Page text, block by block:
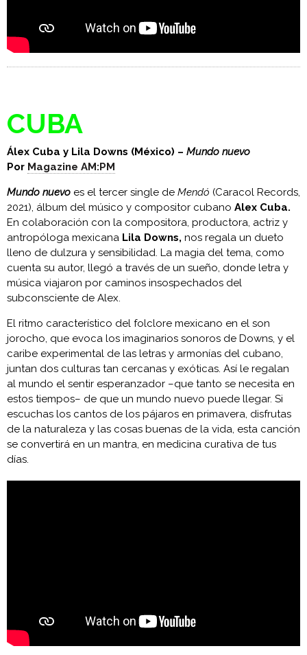
CUBA
Álex Cuba y Lila Downs (México) – Mundo nuevo
Por Magazine AM:PM
Mundo nuevo es el tercer single de Mendó (Caracol Records,
2021), álbum del músico y compositor cubano Alex Cuba.
En colaboración con la compositora, productora, actriz y
antropóloga mexicana Lila Downs, nos regala un dueto
lleno de dulzura y sensibilidad. La magia del tema, como
cuenta su autor, llegó a través de un sueño, donde letra y
música viajaron por caminos insospechados del
subconsciente de Alex.
El ritmo característico del folclore mexicano en el son
jorocho, que evoca los imaginarios sonoros de Downs, y el
caribe experimental de las letras y armonías del cubano,
juntan dos culturas tan cercanas y exóticas. Así le regalan
al mundo el sentir esperanzador –que tanto se necesita en
estos tiempos– de que un mundo nuevo puede llegar. Si
escuchas los cantos de los pájaros en primavera, disfrutas
de la naturaleza y las cosas buenas de la vida, esta canción
se convertirá en un mantra, en medicina curativa de tus
días.